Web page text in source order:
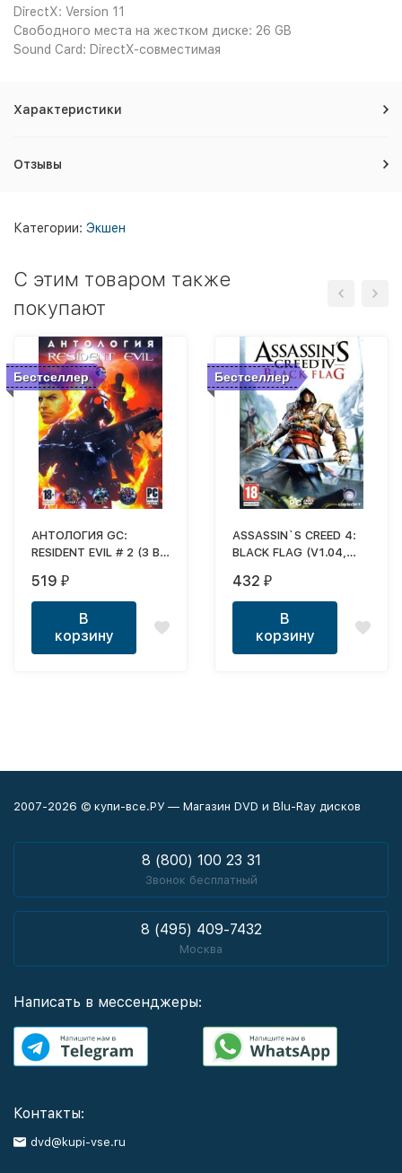
DirectX: Version 11
Свободного места на жестком диске: 26 GB
Sound Card: DirectX-совместимая
Характеристики
Отзывы
Категории: Экшен
C этим товаром также
покупают
Бестселлер
АНТОЛОГИЯ GC:
RESIDENT EVIL # 2 (3 В
519 ₽
В
корзину
Бестселлер
ASSASSIN`S CREED 4:
BLACK FLAG (V1.04,
ВКЛЮЧАЯ СЮЖЕТНЫЕ
"АВЕЛИНА" И "КРИК
СВОБОДЫ", ОЗВУЧКА)
432 ₽
В
корзину
2007-2026 © купи-все.РУ — Магазин DVD и Blu-Ray дисков
8 (800) 100 23 31
Звонок бесплатный
8 (495) 409-7432
Москва
Написать в мессенджеры:
Контакты:
dvd@kupi-vse.ru